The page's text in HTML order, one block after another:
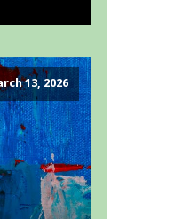
13, 2026